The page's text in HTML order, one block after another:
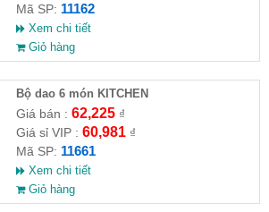
Mã SP: 11162
Xem chi tiết
Giỏ hàng
Bộ dao 6 món KITCHEN
Giá bán : 62,225₫
Giá sỉ VIP : 60,981₫
Mã SP: 11661
Xem chi tiết
Giỏ hàng